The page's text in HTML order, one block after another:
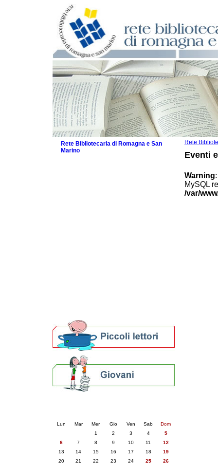
Rete
Eventi
Warning
MySQL
/var/
Rete Bibliotecaria di Romagna e San
Marino
Lun Mar Mer Gio Ven Sab
Dom
1
2 3 4
5
6
7 8 9 10 11
12
13
14 15 16 17 18
19
20
21 22 23 24 25
26